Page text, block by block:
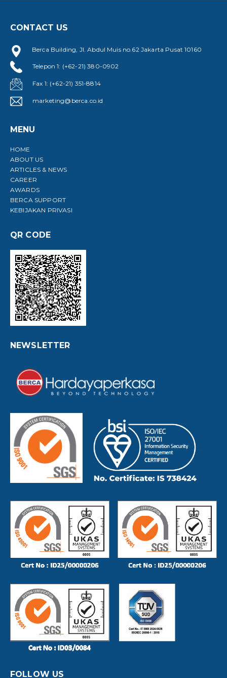
CONTACT US
Berca Building, Jl. Abdul Muis no.62 Jakarta Pusat 10160
Telepon 1: (+62-21) 380-0902
Fax 1: (+62-21) 351-8814
marketing@berca.co.id
MENU
HOME
ABOUT US
ARTICLES & NEWS
CAREER
AWARDS
BERCA SUPPORT
KEBIJAKAN PRIVASI
QR CODE
NEWSLETTER
FOLLOW US